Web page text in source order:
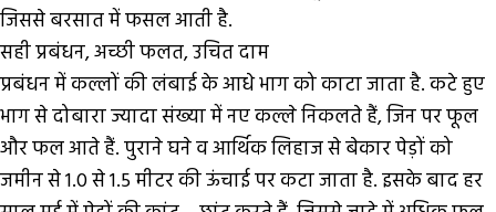
जिससे बरसात में फसल आती है.
सही प्रबंधन, अच्छी फलत, उचित दाम
प्रबंधन में कल्लों की लंबाई के आधे भाग को काटा जाता है. कटे हुए
भाग से दोबारा ज्यादा संख्या में नए कल्ले निकलते हैं, जिन पर फूल
और फल आते हैं. पुराने घने व आर्थिक लिहाज से बेकार पेड़ों को
जमीन से 1.0 से 1.5 मीटर की ऊंचाई पर कटा जाता है. इसके बाद हर